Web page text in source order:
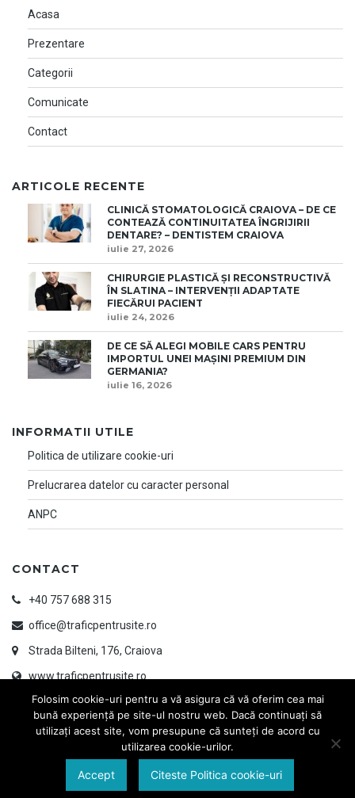
Acasa
Prezentare
Categorii
Comunicate
Contact
ARTICOLE RECENTE
CLINICĂ STOMATOLOGICĂ CRAIOVA – DE CE
CONTEAZĂ CONTINUITATEA ÎNGRIJIRII
DENTARE? – DENTISTEM CRAIOVA
iulie 27, 2026
CHIRURGIE PLASTICĂ ȘI RECONSTRUCTIVĂ
ÎN SLATINA – INTERVENȚII ADAPTATE
FIECĂRUI PACIENT
iulie 24, 2026
DE CE SĂ ALEGI MOBILE CARS PENTRU
IMPORTUL UNEI MAȘINI PREMIUM DIN
GERMANIA?
iulie 16, 2026
INFORMATII UTILE
Politica de utilizare cookie-uri
Prelucrarea datelor cu caracter personal
ANPC
CONTACT
+40 757 688 315
office@traficpentrusite.ro
Strada Bilteni, 176, Craiova
www.traficpentrusite.ro
© 2026 TRAFIC PENTRU SITE | Designed & Developed bywww.ayandesign.ro
Folosim cookie-uri pentru a vă asigura că vă oferim cea mai
bună experiență pe site-ul nostru web. Dacă continuați să
utilizați acest site, vom presupune că sunteți de acord cu
utilizarea cookie-urilor.
Accept Citeste Politica cookie-uri